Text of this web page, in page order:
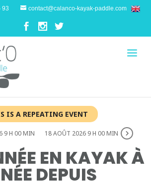
93 contact@calanco-kayak-paddle.com
IS A REPEATING EVENT
9 H 00 MIN 18 AOÛT 2026 9 H 00 MIN
EN KAYAK À
DEPUIS